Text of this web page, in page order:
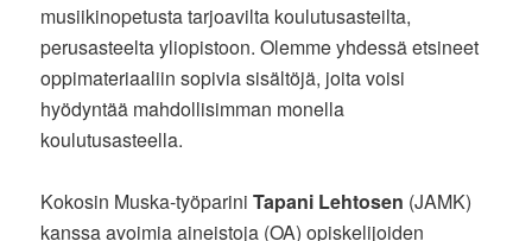
musiikinopetusta tarjoavilta koulutusasteilta,
perusasteelta yliopistoon. Olemme yhdessä etsineet
oppimateriaaliin sopivia sisältöjä, joita voisi
hyödyntää mahdollisimman monella
koulutusasteella.
Kokosin Muska-työpariniTapani Lehtosen (JAMK)
kanssa avoimia aineistoja (OA) opiskelijoiden